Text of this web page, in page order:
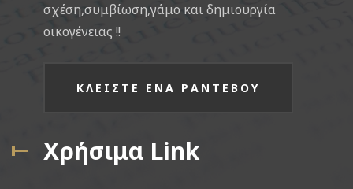
σχέση,συμβίωση,γάμο και δημιουργία
οικογένειας !!
ΚΛΕΙΣΤΕ ΕΝΑ ΡΑΝΤΕΒΟΥ
Χρήσιμα Link